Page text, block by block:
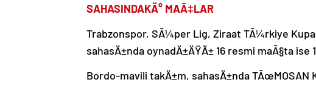
SAHASINDAKÄ° MAÃ‡LAR
Trabzonspor, SÃ¼per Lig, Ziraat TÃ¼rkiye
sahasÄ±nda oynadÄ±ÄŸÄ± 16 resmi maÃ§ta
Bordo-mavili takÄ±m, sahasÄ±nda TÃœMOSAN